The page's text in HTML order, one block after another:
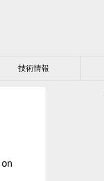
技術情報
on